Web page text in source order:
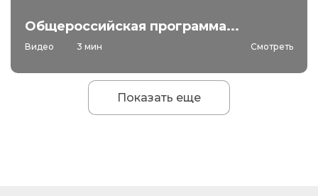
Общероссийская программа...
Видео 3 мин Смотреть
Показать еще